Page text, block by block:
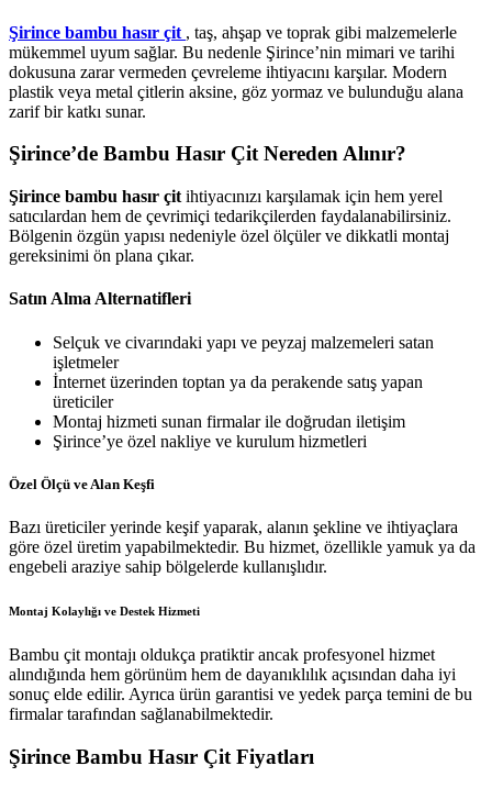
Şirince bambu hasır çit , taş, ahşap ve toprak gibi malzemelerle
mükemmel uyum sağlar. Bu nedenle Şirince’nin mimari ve tarihi
dokusuna zarar vermeden çevreleme ihtiyacını karşılar. Modern
plastik veya metal çitlerin aksine, göz yormaz ve bulunduğu alana
zarif bir katkı sunar.
Şirince’de Bambu Hasır Çit Nereden Alınır?
Şirince bambu hasır çit ihtiyacınızı karşılamak için hem yerel
satıcılardan hem de çevrimiçi tedarikçilerden faydalanabilirsiniz.
Bölgenin özgün yapısı nedeniyle özel ölçüler ve dikkatli montaj
gereksinimi ön plana çıkar.
Satın Alma Alternatifleri
Selçuk ve civarındaki yapı ve peyzaj malzemeleri satan
işletmeler
İnternet üzerinden toptan ya da perakende satış yapan
üreticiler
Montaj hizmeti sunan firmalar ile doğrudan iletişim
Şirince’ye özel nakliye ve kurulum hizmetleri
Özel Ölçü ve Alan Keşfi
Bazı üreticiler yerinde keşif yaparak, alanın şekline ve ihtiyaçlara
göre özel üretim yapabilmektedir. Bu hizmet, özellikle yamuk ya da
engebeli araziye sahip bölgelerde kullanışlıdır.
Montaj Kolaylığı ve Destek Hizmeti
Bambu çit montajı oldukça pratiktir ancak profesyonel hizmet
alındığında hem görünüm hem de dayanıklılık açısından daha iyi
sonuç elde edilir. Ayrıca ürün garantisi ve yedek parça temini de bu
firmalar tarafından sağlanabilmektedir.
Şirince Bambu Hasır Çit Fiyatları